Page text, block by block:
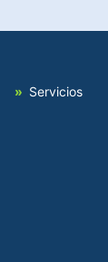
Servicios